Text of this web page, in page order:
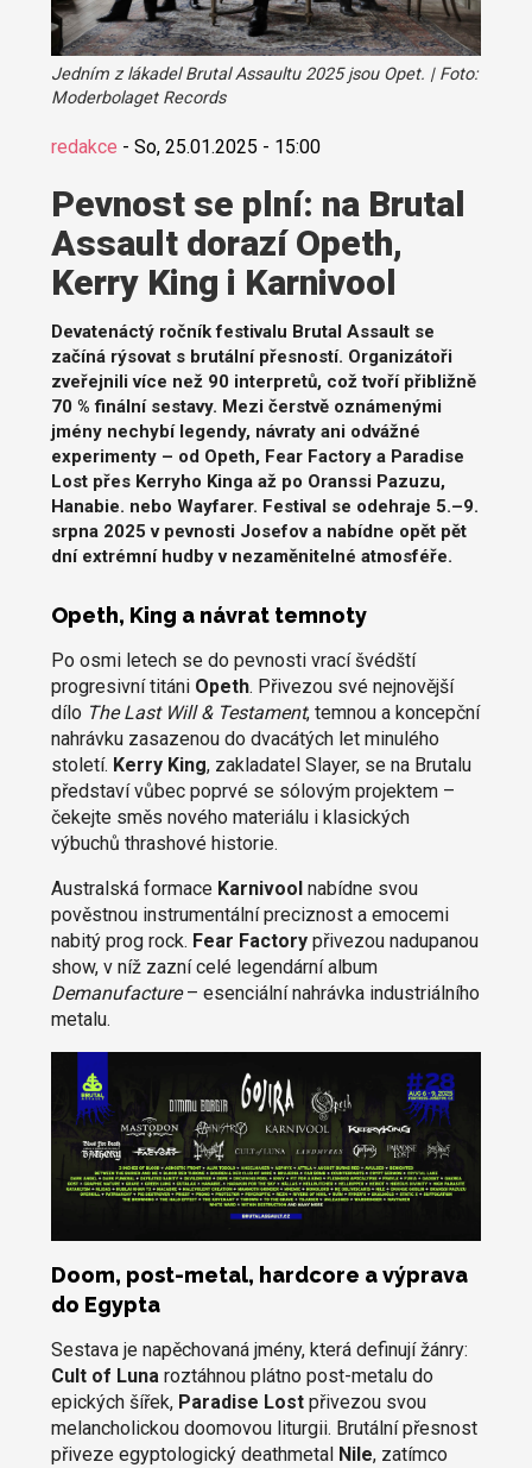
Jedním z lákadel Brutal Assaultu 2025 jsou Opet. | Foto:
Moderbolaget Records
redakce - So, 25.01.2025 - 15:00
Pevnost se plní: na Brutal
Assault dorazí Opeth,
Kerry King i Karnivool
Devatenáctý ročník festivalu Brutal Assault se
začíná rýsovat s brutální přesností. Organizátoři
zveřejnili více než 90 interpretů, což tvoří přibližně
70 % finální sestavy. Mezi čerstvě oznámenými
jmény nechybí legendy, návraty ani odvážné
experimenty – od Opeth, Fear Factory a Paradise
Lost přes Kerryho Kinga až po Oranssi Pazuzu,
Hanabie. nebo Wayfarer. Festival se odehraje 5.–9.
srpna 2025 v pevnosti Josefov a nabídne opět pět
dní extrémní hudby v nezaměnitelné atmosféře.
Opeth, King a návrat temnoty
Po osmi letech se do pevnosti vrací švédští
progresivní titáni Opeth. Přivezou své nejnovější
dílo The Last Will & Testament, temnou a koncepční
nahrávku zasazenou do dvacátých let minulého
století. Kerry King, zakladatel Slayer, se na Brutalu
představí vůbec poprvé se sólovým projektem –
čekejte směs nového materiálu i klasických
výbuchů thrashové historie.
Australská formace Karnivoolnabídne svou
pověstnou instrumentální preciznost a emocemi
nabitý prog rock. Fear Factorypřivezou nadupanou
show, v níž zazní celé legendární album
Demanufacture– esenciální nahrávka industriálního
metalu.
Doom, post-metal, hardcore a výprava
do Egypta
Sestava je napěchovaná jmény, která definují žánry:
Cult of Lunaroztáhnou plátno post-metalu do
epických šířek, Paradise Lostpřivezou svou
melancholickou doomovou liturgii. Brutální přesnost
přiveze egyptologický deathmetal Nile, zatímco